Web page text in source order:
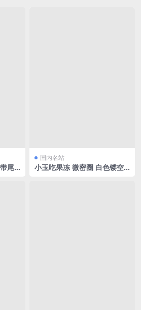
尾
国内名站
小玉吃果冻 微密圈 白色镂空